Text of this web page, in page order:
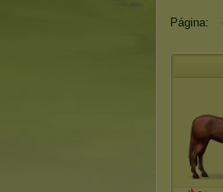
Página: